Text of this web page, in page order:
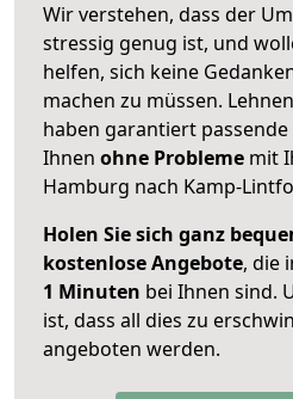
Wir verstehen, dass der
stressig genug ist, und
helfen, sich keine
machen zu müssen.
haben garantiert
Ihnen ohne Probleme mit
Hamburg nach Kamp-
Holen Sie sich ganz
kostenlose Angebote, die
1 Minuten bei Ihnen sind.
ist, dass all dies zu
angeboten werden.